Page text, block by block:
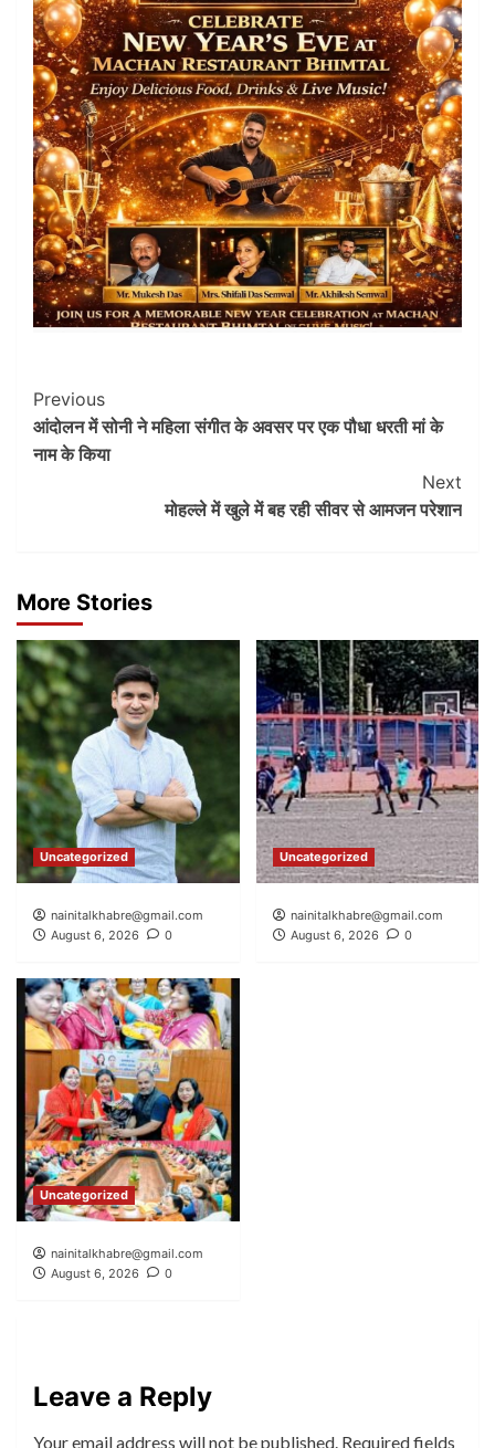
Post
Navigation
Previous
आंदोलन में सोनी ने महिला संगीत के अवसर पर एक पौधा धरती मां के
नाम के किया
Next
मोहल्ले में खुले में बह रही सीवर से आमजन परेशान
More Stories
Uncategorized
nainitalkhabre@gmail.com
August 6, 2026
0
Uncategorized
nainitalkhabre@gmail.com
August 6, 2026
0
Uncategorized
nainitalkhabre@gmail.com
August 6, 2026
0
Leave a Reply
Your email address will not be published. Required fields